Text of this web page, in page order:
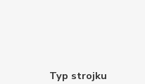
Typ strojku